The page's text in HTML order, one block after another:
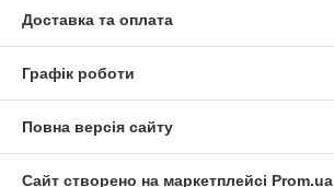
Доставка та оплата
Графік роботи
Повна версія сайту
Сайт створено на маркетплейсі Prom.ua